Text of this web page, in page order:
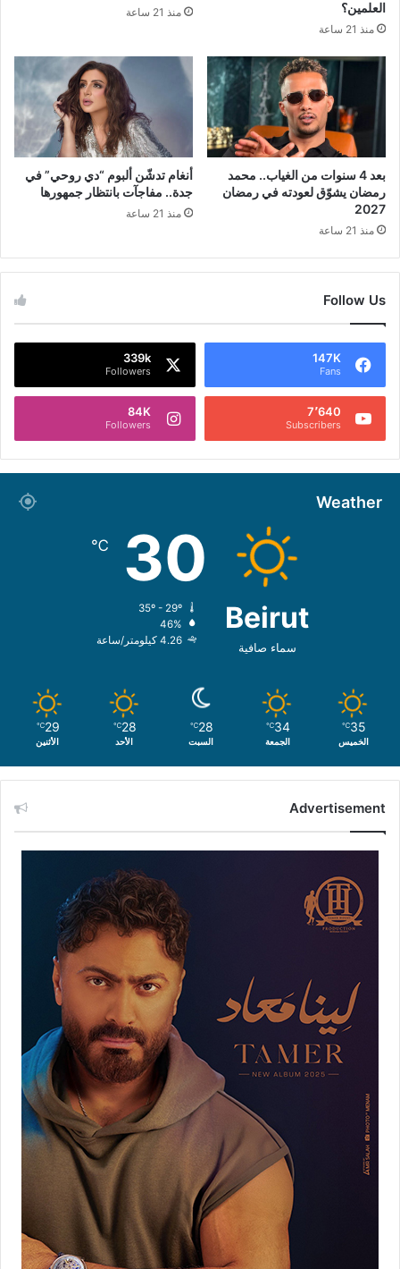
العلمين؟
منذ 21 ساعة
منذ 21 ساعة
بعد 4 سنوات من الغياب.. محمد
رمضان يشوّق لعودته في رمضان
2027
منذ 21 ساعة
أنغام تدشّن ألبوم “دي روحي” في
جدة.. مفاجآت بانتظار جمهورها
منذ 21 ساعة
Follow Us
147K
Fans
339k
Followers
7٬640
Subscribers
84K
Followers
Weather
Beirut
سماء صافية
30
℃
46%
4.26 كيلومتر/ساعة
35
℃
الخميس
34
℃
الجمعة
28
℃
السبت
28
℃
الأحد
29
℃
الأثنين
Advertisement